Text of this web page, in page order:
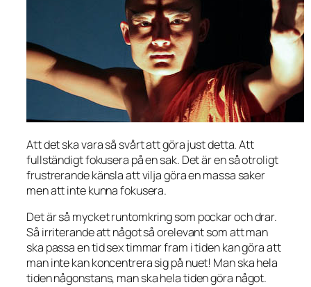
Att det ska vara så svårt att göra just detta. Att
fullständigt fokusera på en sak. Det är en så otroligt
frustrerande känsla att vilja göra en massa saker
men att inte kunna fokusera.
Det är så mycket runtomkring som pockar och drar.
Så irriterande att något så orelevant som att man
ska passa en tid sex timmar fram i tiden kan göra att
man inte kan koncentrera sig på nuet! Man ska hela
tiden någonstans, man ska hela tiden göra något.